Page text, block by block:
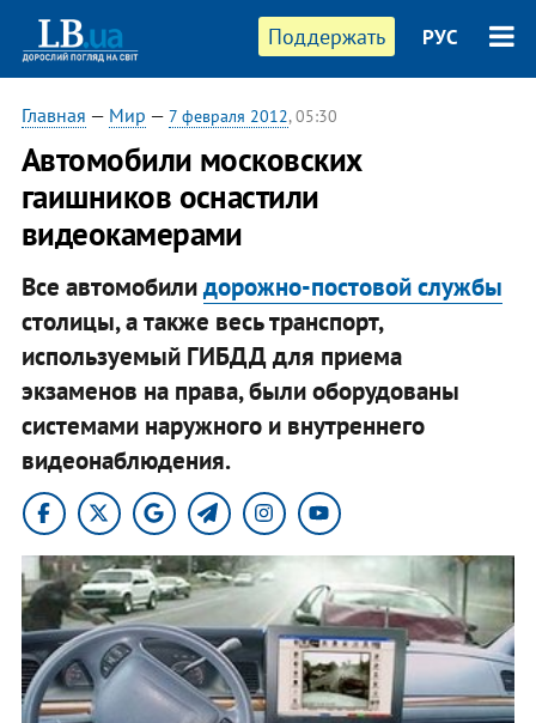
Поддержать РУС
Главная — Мир — 7 февраля 2012, 05:30
Автомобили московских
гаишников оснастили
видеокамерами
Все автомобилидорожно-постовой службы
столицы, а также весь транспорт,
используемый ГИБДД для приема
экзаменов на права, были оборудованы
системами наружного и внутреннего
видеонаблюдения.